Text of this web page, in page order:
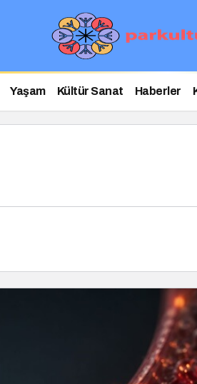
Yaşam Kültür Sanat Haberler